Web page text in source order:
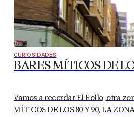
CURIOSIDADES
BARES MÍTICOS DE
Vamos a recordar El Rollo, otra
MÍTICOS DE LOS 80 Y 90, LA